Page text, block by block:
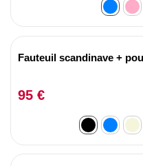
Fauteuil scandinave +
95 €